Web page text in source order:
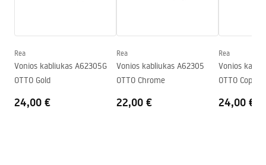
Rea
Vonios kabliukas A62305G
OTTO Gold
24,00 €
Rea
Vonios kabliukas A62305
OTTO Chrome
22,00 €
Rea
Vonios
OTTO Copper
24,00 €